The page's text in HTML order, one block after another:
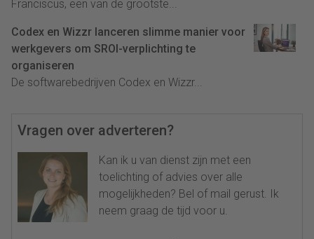
Franciscus, een van de grootste...
Codex en Wizzr lanceren slimme manier voor
werkgevers om SROI-verplichting te
organiseren
De softwarebedrijven Codex en Wizzr...
Vragen over adverteren?
Kan ik u van dienst zijn met een
toelichting of advies over alle
mogelijkheden? Bel of mail gerust. Ik
neem graag de tijd voor u.